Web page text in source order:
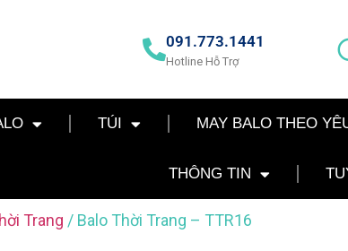
091.773.1441
Hotline Hỗ Trợ
TÚI MAY BALO THEO
THÔNG TIN
Trang / Balo Thời Trang – TTR16